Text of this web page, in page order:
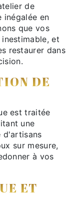
de
inégalée en
que vos
et
restaurer dans
DE
est traitée
une
d'artisans
sur mesure,
à vos
ET